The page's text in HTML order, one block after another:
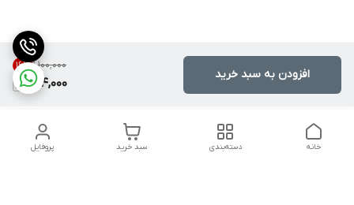
۱٬۱۰۰٬۰۰۰ 16%
924,000
افزودن به سبد خرید
پروفایل سبد خرید دسته‌بندی خانه